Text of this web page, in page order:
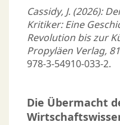
Cassidy, J. (2026):
Kritiker: Eine
Revolution bis zur
Propyläen Verlag,
978-3-54910-033-2.
Die Übermacht